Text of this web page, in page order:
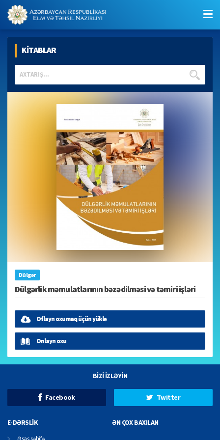
KİTABLAR
Dülgər
Dülgərlik məmulatlarının bəzədilməsi və təmiri işləri
Oflayn oxumaq üçün yüklə
Onlayn oxu
BİZİ İZLƏYİN
Facebook Twitter
E-DƏRSLİK ƏN ÇOX BAXILAN